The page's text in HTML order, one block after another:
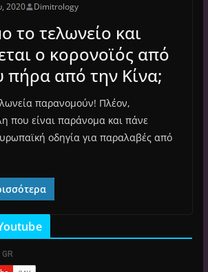
2020 Dimitrology
το τελωνείο και
ο κορονοϊός από
πήρα από την Κίνα;
παρανομούν! Πλέον,
που είναι παράνομα και πάνε
οδηγία για παραλαβές από